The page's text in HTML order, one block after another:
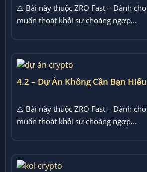
⚠️ Bài này thuộc ZRO Fast – Dành
muốn thoát khỏi sự choáng ngợp...
4.2 – Dự Án Không Cần Bạn Hiểu
⚠️ Bài này thuộc ZRO Fast – Dành
muốn thoát khỏi sự choáng ngợp...